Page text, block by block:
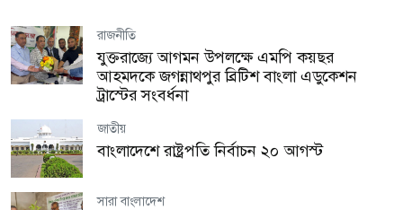
রাজনীতি
যুক্তরাজ্যে আগমন উপলক্ষে এমপি কয়ছর
আহমদকে জগন্নাথপুর ব্রিটিশ বাংলা এডুকেশন
ট্রাস্টের সংবর্ধনা
জাতীয়
বাংলাদেশে রাষ্ট্রপতি নির্বাচন ২০ আগস্ট
সারা বাংলাদেশ